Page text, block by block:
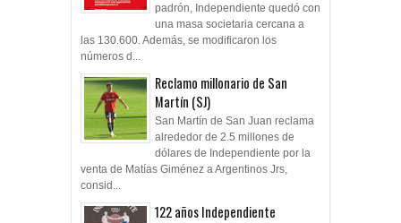
padrón, Independiente quedó con
una masa societaria cercana a
las 130.600. Además, se modificaron los
números d...
Reclamo millonario de San
Martín (SJ)
San Martín de San Juan reclama
alrededor de 2.5 millones de
dólares de Independiente por la
venta de Matías Giménez a Argentinos Jrs,
consid...
122 años Independiente